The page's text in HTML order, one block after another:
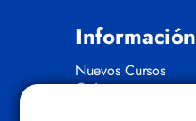
Información
Nuevos Cursos
Quienes somos